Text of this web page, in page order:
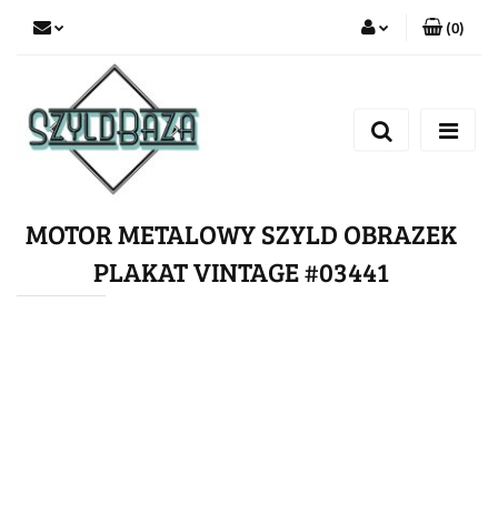
Zarejestruj się
(0)
MOTOR METALOWY SZYLD OBRAZEK
PLAKAT VINTAGE #03441